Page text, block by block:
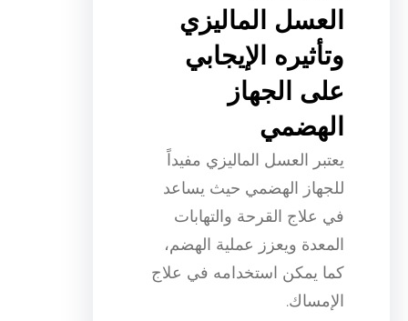
العسل الماليزي
وتأثيره الإيجابي
على الجهاز
الهضمي
يعتبر العسل الماليزي مفيداً
للجهاز الهضمي حيث يساعد
في علاج القرحة والتهابات
المعدة ويعزز عملية الهضم،
كما يمكن استخدامه في علاج
الإمساك.